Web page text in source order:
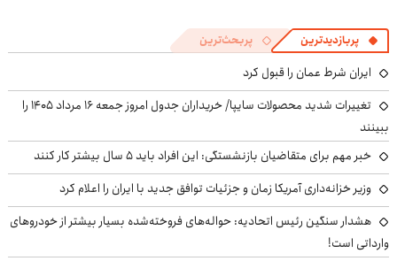
پربازدیدترین پربحث‌ترین
ایران شرط عمان را قبول کرد
تغییرات شدید محصولات سایپا/ خریداران جدول امروز جمعه ۱۶ مرداد ۱۴۰۵ را
ببینند
خبر مهم برای متقاضیان بازنشستگی: این افراد باید ۵ سال بیشتر کار کنند
وزیر خزانه‌داری آمریکا زمان و جزئیات توافق جدید با ایران را اعلام کرد
هشدار سنگین رئیس اتحادیه: حواله‌های فروخته‌شده بسیار بیشتر از خودروهای
وارداتی است!